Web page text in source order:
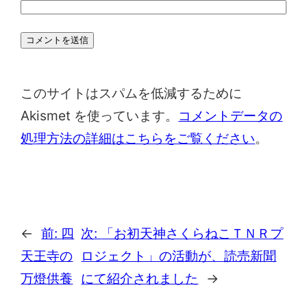
このサイトはスパムを低減するために
Akismet を使っています。
コメントデータの
処理方法の詳細はこちらをご覧ください。
← 前: 四
天王寺の
万燈供養
次:
「お初天神さくらねこＴＮＲプ
ロジェクト」の活動が、読売新聞
にて紹介されました
→